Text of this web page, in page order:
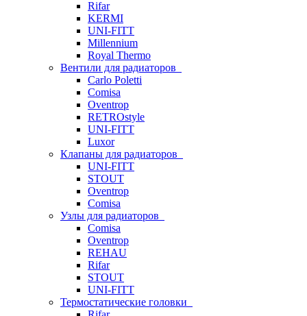
Rifar
KERMI
UNI-FITT
Millennium
Royal Thermo
Вентили для радиаторов
Carlo Poletti
Comisa
Oventrop
RETROstyle
UNI-FITT
Luxor
Клапаны для радиаторов
UNI-FITT
STOUT
Oventrop
Comisa
Узлы для радиаторов
Comisa
Oventrop
REHAU
Rifar
STOUT
UNI-FITT
Термостатические головки